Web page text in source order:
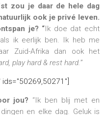
zou je daar de hele dag
ook je privé leven.
je? “Ik doe dat echt
ik eerlijk ben. Ik heb me
Zuid-Afrika dan ook het
play hard & rest hard.”
ids="50269,50271"]
jou? “Ik ben blij met en
en elke dag. Geluk is